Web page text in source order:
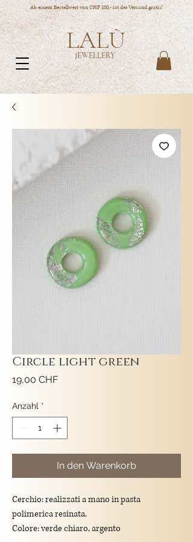
Ab einem Bestellwert von CHF 100,- ist der Versand gratis!
LALÙ
JEWELLERY
Circle light green
19,00 CHFPreis
Anzahl *
In den Warenkorb
Cerchio: realizzati a mano in pasta
polimerica resinata.
Colore: verde chiaro, argento